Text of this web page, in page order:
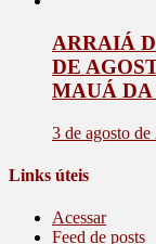
ARRAIÁ
DE
MAUÁ DA
3 de agosto de
Links úteis
Acessar
Feed de posts